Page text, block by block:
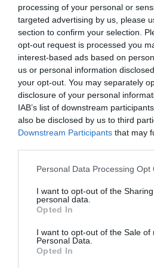
processing of your personal or
targeted advertising by us, please
section to confirm your selection.
opt-out request is processed you
interest-based ads based on
us or personal information
your opt-out. You may separately
disclosure of your personal
IAB’s list of downstream
also be disclosed by us to third
Downstream Participants that may
Personal Data Processing Opt
I want to opt-out of the
personal data.
Opted In
I want to opt-out of the Sale of
Personal Data.
Opted In
STIRI DIASPORA STIRI
See
more
Articolul anterior
VOIA SĂ FUGĂ ÎN
de 94 de ani, arestată la
Următorul articol
Italia, accident
lor s-a ciocnit frontal cu